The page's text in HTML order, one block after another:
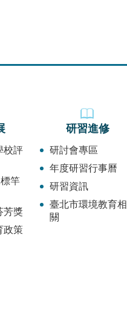
校評
竿
芳獎
政策
研習進修
研討會專區
年度研習行事曆
研習資訊
臺北市環境教育相
關